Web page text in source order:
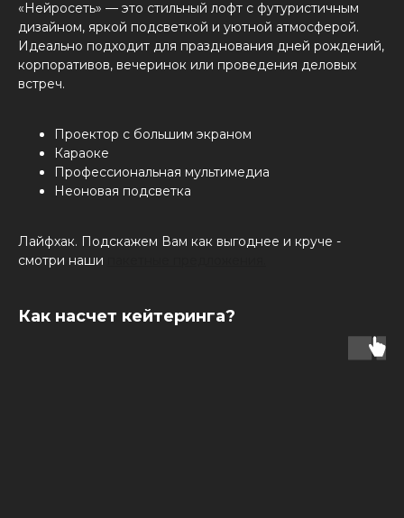
«Нейросеть» — это стильный лофт с футуристичным
дизайном, яркой подсветкой и уютной атмосферой.
Идеально подходит для празднования дней рождений,
корпоративов, вечеринок или проведения деловых
встреч.
Проектор с большим экраном
Караоке
Профессиональная мультимедиа
Неоновая подсветка
Лайфхак. Подскажем Вам как выгоднее и круче -
смотри наши
Как насчет кейтеринга?